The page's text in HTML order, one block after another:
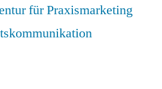
für Praxismarketing